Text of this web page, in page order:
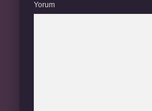
Yorum